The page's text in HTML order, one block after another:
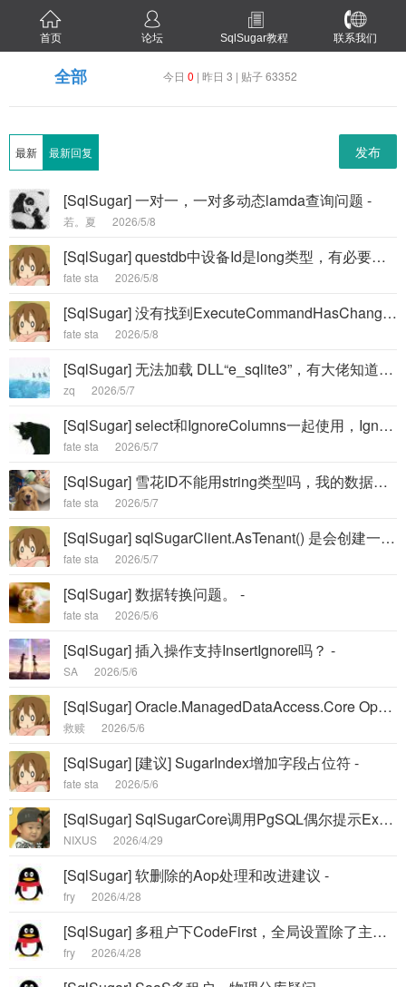
首页 论坛 SqlSugar教程 联系我们
全部 今日 0 | 昨日 3 | 贴子 63352
最新 最新回复 发布
[SqlSugar] 一对一，一对多动态lamda查询问题 -
若。夏 2026/5/8
[SqlSugar] questdb中设备Id是long类型，有必要改为string 的 symbol吗 -
fate sta 2026/5/8
[SqlSugar] 没有找到ExecuteCommandHasChange的用法 -
fate sta 2026/5/8
[SqlSugar] 无法加载 DLL“e_sqlite3”，有大佬知道如何解决吗 -
zq 2026/5/7
[SqlSugar] select和IgnoreColumns一起使用，IgnoreColumns不生效 -
fate sta 2026/5/7
[SqlSugar] 雪花ID不能用string类型吗，我的数据库是varchar类型 -
fate sta 2026/5/7
[SqlSugar] sqlSugarClient.AsTenant() 是会创建一个新对象吗？ -
fate sta 2026/5/7
[SqlSugar] 数据转换问题。 -
fate sta 2026/5/6
[SqlSugar] 插入操作支持InsertIgnore吗？ -
SA 2026/5/6
[SqlSugar] Oracle.ManagedDataAccess.Core OpenAsync() 高并发超时 Bug -
救赎 2026/5/6
[SqlSugar] [建议] SugarIndex增加字段占位符 -
fate sta 2026/5/6
[SqlSugar] SqlSugarCore调用PgSQL偶尔提示Exception while reading from stream -
NIXUS 2026/4/29
[SqlSugar] 软删除的Aop处理和改进建议 -
fry 2026/4/28
[SqlSugar] 多租户下CodeFirst，全局设置除了主键之外的其他字段都可空问题 -
fry 2026/4/28